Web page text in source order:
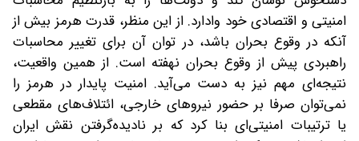
امنیتی و اقتصادی خود وادارد. از این منظر، قدرت هرمز بیش از
آنکه در وقوع بحران باشد، در توان آن برای تغییر محاسبات
راهبردی پیش از وقوع بحران نهفته است. از همین واقعیت،
نتیجه‌ای مهم نیز به دست می‌آید. امنیت پایدار در هرمز را
نمی‌توان صرفا بر حضور نیروهای خارجی، ائتلاف‌های مقطعی
یا ترتیبات امنیتی‌ای بنا کرد که بر نادیده‌گرفتن نقش ایران